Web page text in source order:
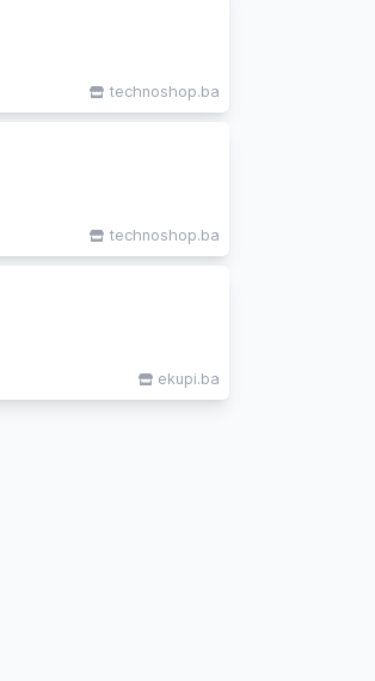
technoshop.ba
technoshop.ba
ekupi.ba